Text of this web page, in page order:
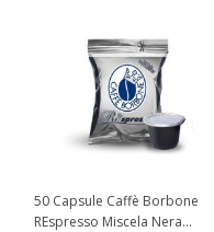
50 Capsule Caffè Borbone
REspresso Miscela Nera...